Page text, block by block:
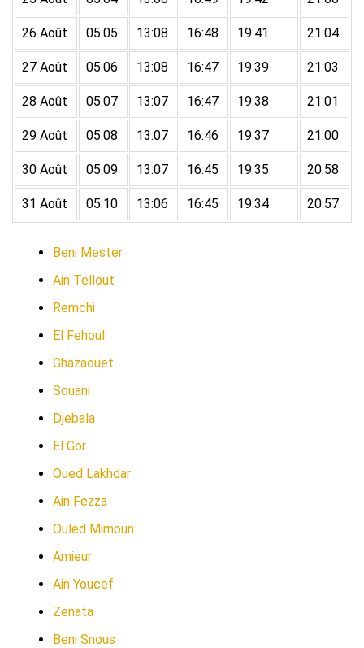
26 Août 05:05 13:08 16:48 19:41 21:04
27 Août 05:06 13:08 16:47 19:39 21:03
28 Août 05:07 13:07 16:47 19:38 21:01
29 Août 05:08 13:07 16:46 19:37 21:00
30 Août 05:09 13:07 16:45 19:35 20:58
31 Août 05:10 13:06 16:45 19:34 20:57
Beni Mester
Ain Tellout
Remchi
El Fehoul
Ghazaouet
Souani
Djebala
El Gor
Oued Lakhdar
Ain Fezza
Ouled Mimoun
Amieur
Ain Youcef
Zenata
Beni Snous